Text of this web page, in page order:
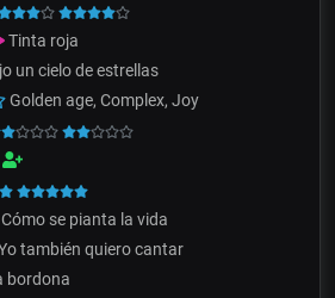
Tinta roja
un cielo de estrellas
Golden age, Complex, Joy
Cómo se pianta la vida
también quiero cantar
bordona